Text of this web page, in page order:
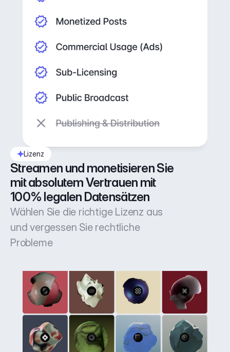
Lizenz
Streamen und monetisieren Sie
mit absolutem Vertrauen mit
100% legalen Datensätzen
Wählen Sie die richtige Lizenz aus
und vergessen Sie rechtliche
Probleme